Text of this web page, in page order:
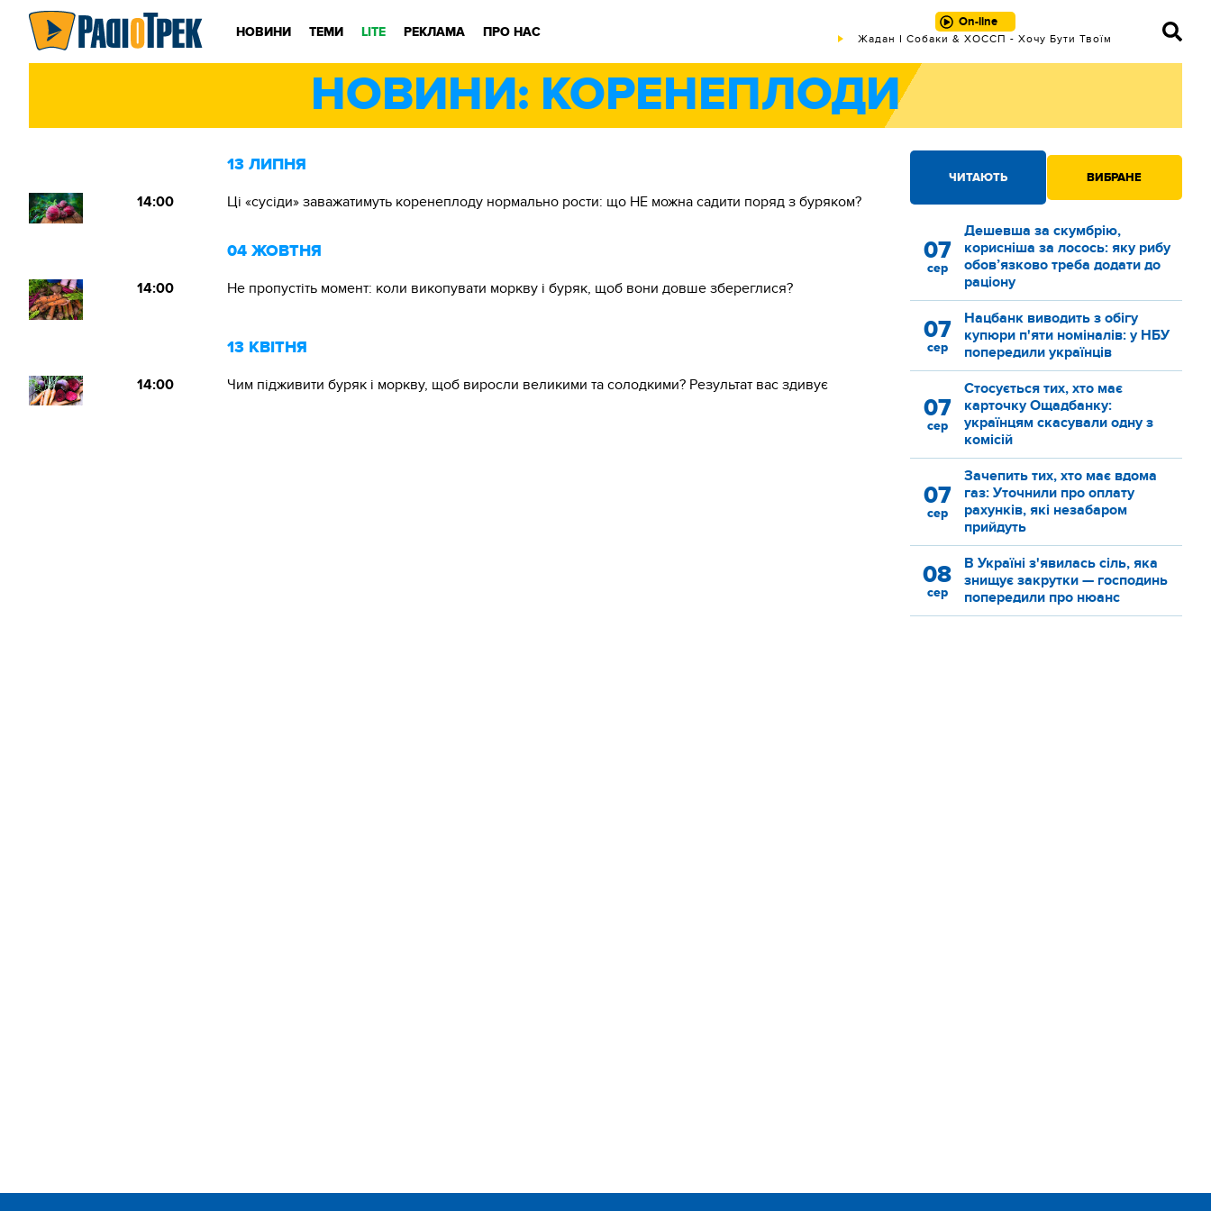
НОВИНИ ТЕМИ LITE РЕКЛАМА ПРО НАС
On-line
Жадан І Собаки & ХОССП - Хочу Бути Твоїм
НОВИНИ: КОРЕНЕПЛОДИ
13 ЛИПНЯ
14:00 Ці «сусіди» заважатимуть коренеплоду нормально рости: що НЕ можна садити поряд з буряком?
04 ЖОВТНЯ
14:00 Не пропустіть момент: коли викопувати моркву і буряк, щоб вони довше збереглися?
13 КВІТНЯ
14:00 Чим підживити буряк і моркву, щоб виросли великими та солодкими? Результат вас здивує
ЧИТАЮТЬ ВИБРАНЕ
07
сер
Дешевша за скумбрію,
корисніша за лосось: яку рибу
обов’язково треба додати до
раціону
07
сер
Нацбанк виводить з обігу
купюри п'яти номіналів: у НБУ
попередили українців
07
сер
Стосується тих, хто має
карточку Ощадбанку:
українцям скасували одну з
комісій
07
сер
Зачепить тих, хто має вдома
газ: Уточнили про оплату
рахунків, які незабаром
прийдуть
08
сер
В Україні з'явилась сіль, яка
знищує закрутки — господинь
попередили про нюанс